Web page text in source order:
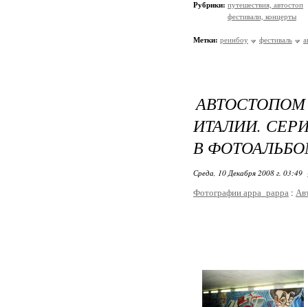
Рубрики: путешествия, автостоп
фестивали, концерты
Метки: реинбоу фестиваль
ИТАЛИИ.
В
Среда, 10 Декабря 2008 г. 03:49
Фотографии appa_pappa :